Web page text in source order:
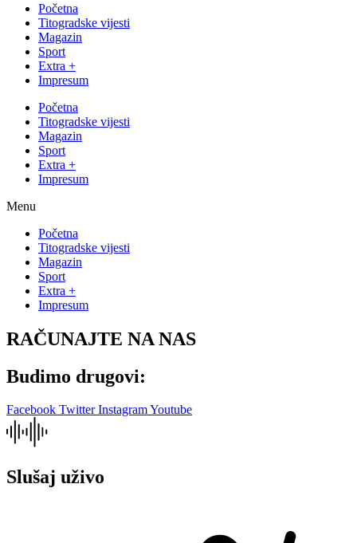
Početna
Titogradske vijesti
Magazin
Sport
Extra +
Impresum
Početna
Titogradske vijesti
Magazin
Sport
Extra +
Impresum
Menu
Početna
Titogradske vijesti
Magazin
Sport
Extra +
Impresum
RAČUNAJTE NA NAS
Budimo drugovi:
Facebook Twitter InstagramYoutube
Slušaj uživo